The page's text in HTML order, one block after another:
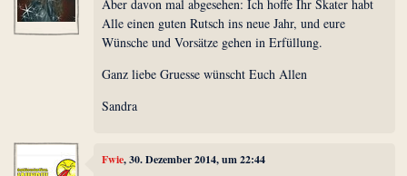
Aber davon mal abgesehen: Ich hoffe Ihr Skater habt
Alle einen guten Rutsch ins neue Jahr, und eure
Wünsche und Vorsätze gehen in Erfüllung.
Ganz liebe Gruesse wünscht Euch Allen
Sandra
Fwie, 30. Dezember 2014, um 22:44